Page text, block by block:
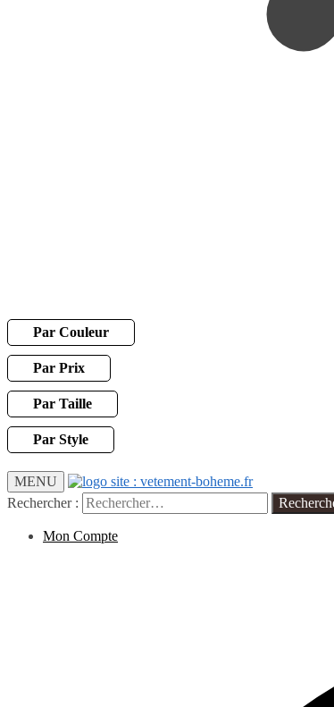
Par Couleur
Par Prix
Par Taille
Par Style
MENU
Rechercher :
Mon Compte